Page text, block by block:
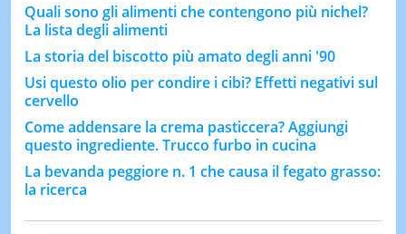
Quali sono gli alimenti che contengono più nichel?
La lista degli alimenti
La storia del biscotto più amato degli anni '90
Usi questo olio per condire i cibi? Effetti negativi sul
cervello
Come addensare la crema pasticcera? Aggiungi
questo ingrediente. Trucco furbo in cucina
La bevanda peggiore n. 1 che causa il fegato grasso:
la ricerca